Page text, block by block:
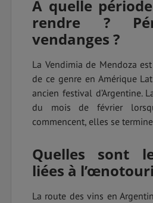
À quelle
rendre ?
vendanges ?
La Vendimia de Mendoza
de ce genre en Amérique
ancien festival d’Argentine.
du mois de février
commencent, elles se
Quelles sont
liées à
La route des vins en